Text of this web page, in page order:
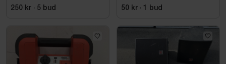
250 kr · 5 bud 50 kr · 1 bud